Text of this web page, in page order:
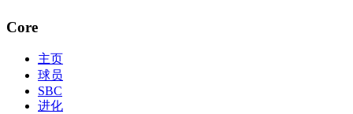
Core
主页
球员
SBC
进化